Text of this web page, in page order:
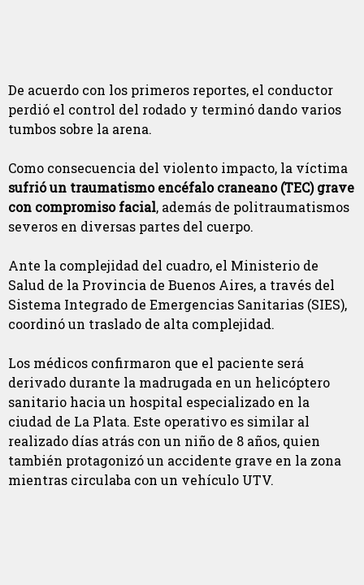
De acuerdo con los primeros reportes, el conductor
perdió el control del rodado y terminó dando varios
tumbos sobre la arena.
Como consecuencia del violento impacto, la víctima
sufrió un traumatismo encéfalo craneano (TEC) grave
con compromiso facial, además de politraumatismos
severos en diversas partes del cuerpo.
Ante la complejidad del cuadro, el Ministerio de
Salud de la Provincia de Buenos Aires, a través del
Sistema Integrado de Emergencias Sanitarias (SIES),
coordinó un traslado de alta complejidad.
Los médicos confirmaron que el paciente será
derivado durante la madrugada en un helicóptero
sanitario hacia un hospital especializado en la
ciudad de La Plata. Este operativo es similar al
realizado días atrás con un niño de 8 años, quien
también protagonizó un accidente grave en la zona
mientras circulaba con un vehículo UTV.